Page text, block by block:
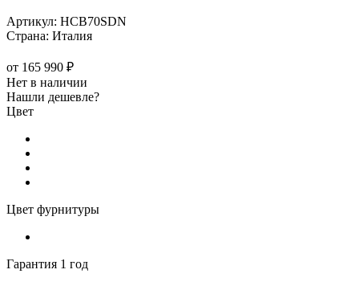
Артикул: HCB70SDN
Страна: Италия
от 165 990 ₽
Нет в наличии
Нашли дешевле?
Цвет
Цвет фурнитуры
Гарантия 1 год